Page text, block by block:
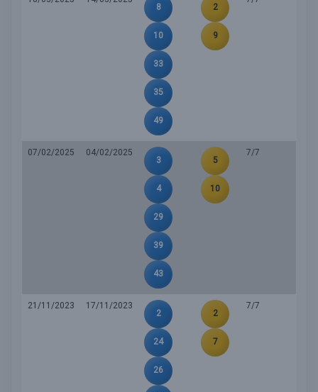
8
10
33
35
49
2
9
07/02/2025
04/02/2025
3
4
29
39
43
5
10
7/7
21/11/2023
17/11/2023
2
24
26
2
7
7/7